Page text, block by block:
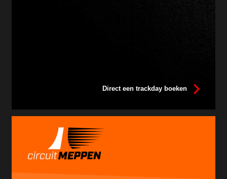
Direct een trackday boeken